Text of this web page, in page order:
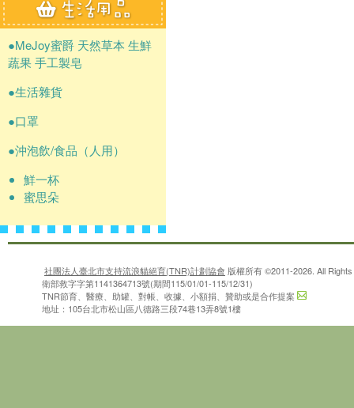
●MeJoy蜜爵 天然草本 生鮮
蔬果 手工製皂
●生活雜貨
●口罩
●沖泡飲/食品（人用）
鮮一杯
蜜思朵
社團法人臺北市支持流浪貓絕育(TNR)計劃協會 版權所有 ©2011-2026. All
衛部救字字第1141364713號(期間115/01/01-115/12/31)
TNR節育、醫療、助罐、對帳、收據、小額捐、贊助或是合作提案
地址：105台北市松山區八德路三段74巷13弄8號1樓